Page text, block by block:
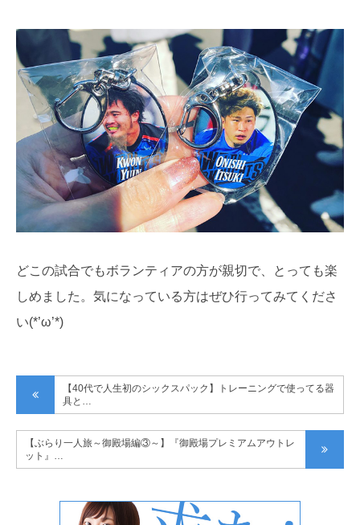
どこの試合でもボランティアの方が親切で、とっても楽
しめました。気になっている方はぜひ行ってみてくださ
い(*’ω’*)
【40代で人生初のシックスパック】トレーニングで使ってる器
具と…
【ぶらり一人旅～御殿場編③～】『御殿場プレミアムアウトレ
ット』…